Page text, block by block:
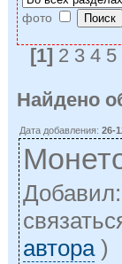
фото
[1] 2 3 4
Найдено
Дата добавления:26-
автора)